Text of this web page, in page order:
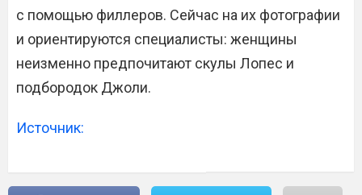
с помощью филлеров. Сейчас на их фотографии
и ориентируются специалисты: женщины
неизменно предпочитают скулы Лопес и
подбородок Джоли.
Источник: